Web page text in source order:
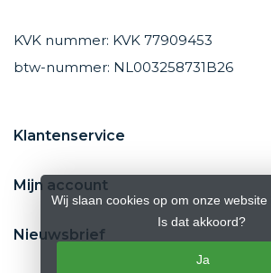
KVK nummer: KVK 77909453
btw-nummer: NL003258731B26
Klantenservice
Mijn account
Nieuwsbrief
Wij slaan cookies op om onze website
Is dat akkoord?
Ja